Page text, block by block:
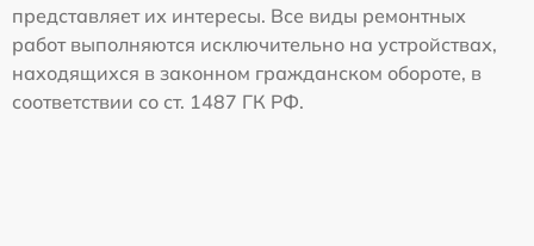
представляет их интересы. Все виды ремонтных
работ выполняются исключительно на устройствах,
находящихся в законном гражданском обороте, в
соответствии со ст. 1487 ГК РФ.